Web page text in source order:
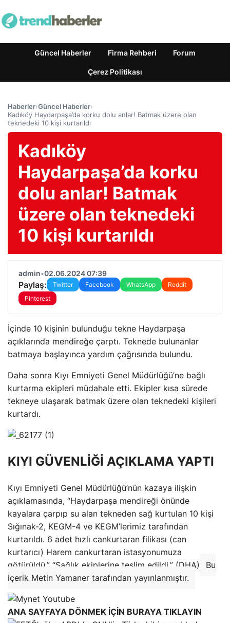
Güncel Haberler Firma Rehberi Forum
Çerez Politikası
Haberler›Güncel Haberler›
Kadıköy Haydarpaşa’da korku dolu anlar! Batmak üzere olan
teknedeki 10 kişi kurtarıldı
Kadıköy
Haydarpaşa’da korku
dolu anlar! Batmak
üzere olan teknedeki
10 kişi kurtarıldı
admin•02.06.2024 07:39
Paylaş: Twitter Facebook WhatsApp
Reddit
Pinterest
İçinde 10 kişinin bulunduğu tekne Haydarpaşa
açıklarında mendireğe çarptı. Teknede bulunanlar
batmaya başlayınca yardım çağrısında bulundu.
Daha sonra Kıyı Emniyeti Genel Müdürlüğü’ne bağlı
kurtarma ekipleri müdahale etti. Ekipler kısa sürede
tekneye ulaşarak batmak üzere olan teknedeki kişileri
kurtardı.
KIYI GÜVENLİĞİ AÇIKLAMA YAPTI
Kıyı Emniyeti Genel Müdürlüğü’nün kazaya ilişkin
açıklamasında, “Haydarpaşa mendireği önünde
kayalara çarpıp su alan tekneden sağ kurtulan 10 kişi
Sığınak-2, KEGM-4 ve KEGM’lerimiz tarafından
kurtarıldı. 6 adet hızlı cankurtaran filikası (can
kurtarıcı) Harem cankurtaran istasyonumuza
götürüldü.” “Sağlık ekiplerine teslim edildi.” (DHA)
Bu
içerik Metin Yamaner tarafından yayınlanmıştır.
ANA SAYFAYA DÖNMEK İÇİN BURAYA TIKLAYIN